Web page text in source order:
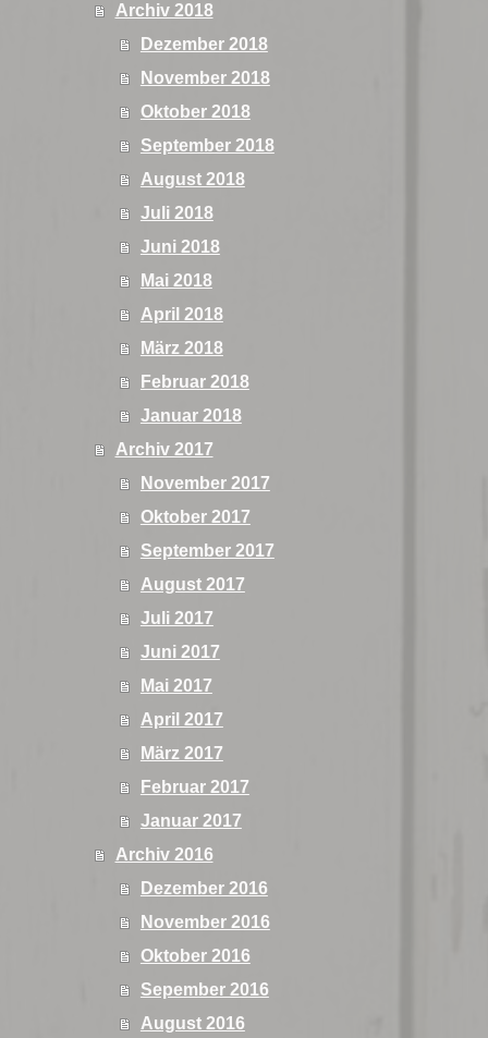
Archiv 2018
Dezember 2018
November 2018
Oktober 2018
September 2018
August 2018
Juli 2018
Juni 2018
Mai 2018
April 2018
März 2018
Februar 2018
Januar 2018
Archiv 2017
November 2017
Oktober 2017
September 2017
August 2017
Juli 2017
Juni 2017
Mai 2017
April 2017
März 2017
Februar 2017
Januar 2017
Archiv 2016
Dezember 2016
November 2016
Oktober 2016
Sepember 2016
August 2016